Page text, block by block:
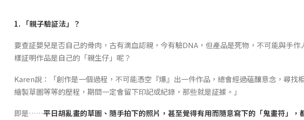
1. 「親子驗証法」？
要查証嬰兒是否自己的骨肉，古有滴血認親，今有驗DNA，但產品是死物，不可能與手作
樣証明作品是自己的「親生仔」呢？
Karen說：「創作是一個過程，不可能憑空『爆』出一件作品，總會經過蘊釀意念，尋找
繪製草圖等等的歷程，期間一定會留下印記或紀錄，那些就是証據。」
即是……平日胡亂畫的草圖、隨手拍下的照片，甚至覺得有用而隨意寫下的「鬼畫符」，